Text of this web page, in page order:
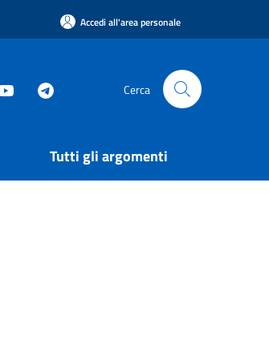
Accedi all'area personale
Cerca
Tutti gli argomenti